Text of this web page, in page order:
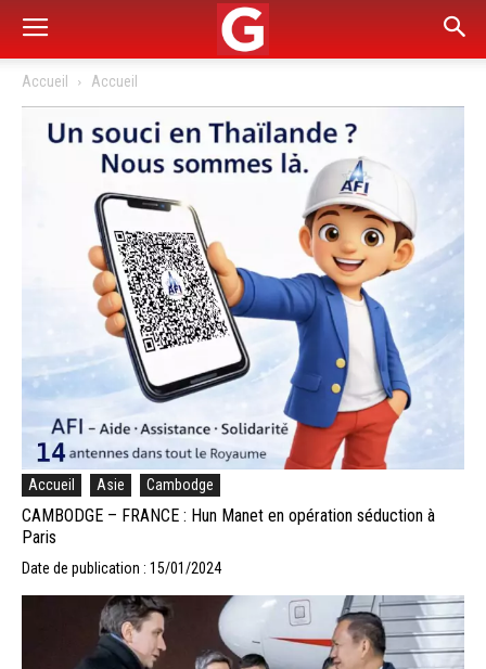
Accueil Accueil
Accueil Asie Cambodge
CAMBODGE – FRANCE : Hun Manet en opération séduction à
Paris
Date de publication : 15/01/2024